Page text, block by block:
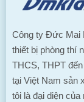
Công ty Đức Mai
thiết bị phòng thí
THCS, THPT
tại Việt Nam sản
tôi là đại diện